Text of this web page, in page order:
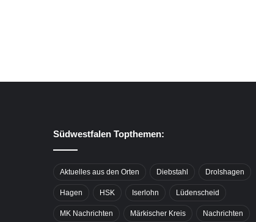
Südwestfalen Topthemen:
Aktuelles aus den Orten Diebstahl Drolshagen
Hagen HSK Iserlohn Lüdenscheid
MK Nachrichten Märkischer Kreis Nachrichten